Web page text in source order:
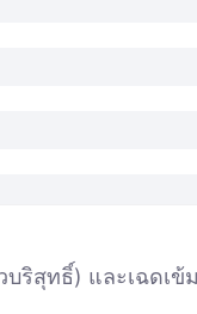
ริสุทธิ์) และเฉดเข้